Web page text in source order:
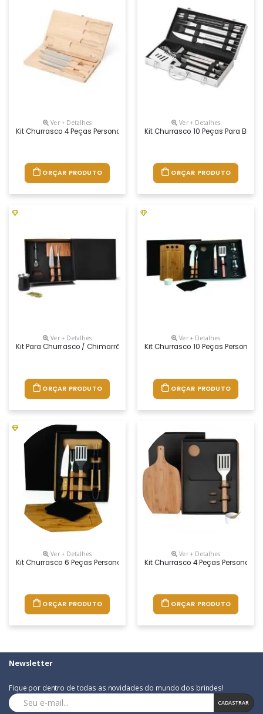
Ver + Detalhes
Kit Churrasco 4 Peças Personalizado
ORÇAR PRODUTO
Ver + Detalhes
Kit Churrasco 10 Peças Para
ORÇAR PRODUTO
Ver + Detalhes
Kit Para Churrasco / Chimarrão / Terere - 5 Pçs Promocional
ORÇAR PRODUTO
Ver + Detalhes
Kit Churrasco 10 Peças
ORÇAR PRODUTO
Ver + Detalhes
Kit Churrasco 6 Peças Personalizado
ORÇAR PRODUTO
Ver + Detalhes
Kit Churrasco 4 Peças
ORÇAR PRODUTO
Newsletter
Fique por dentro de todas as novidades do mundo dos brindes!
CADASTRAR